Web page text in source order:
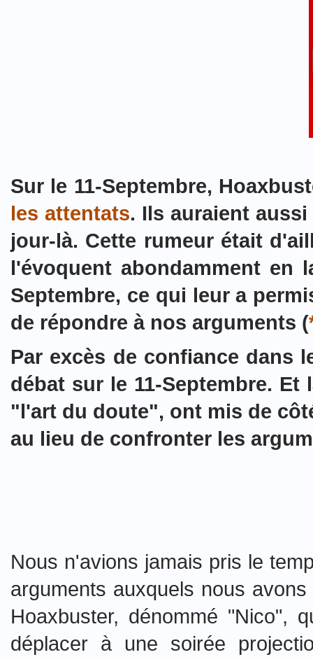
Sur le 11-Septembre,
les attentats. Ils auraient
jour-là. Cette rumeur était
l'évoquent abondamment en
Septembre, ce qui leur a
de répondre à nos arguments (
Par excès de confiance dans
débat sur le 11-Septembre.
"l'art du doute", ont mis de
au lieu de confronter les
Nous n'avions jamais pris le
arguments auxquels nous
Hoaxbuster, dénommé "Nico",
déplacer à une soirée